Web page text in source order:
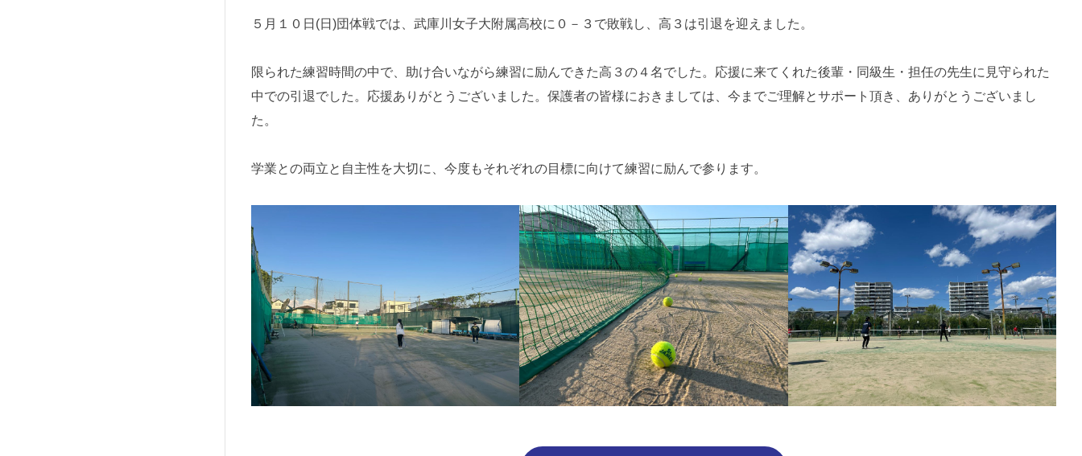
５月１０日(日)団体戦では、武庫川女子大附属高校に０－３で敗戦し、高３は引退を迎えました。
限られた練習時間の中で、助け合いながら練習に励んできた高３の４名でした。応援に来てくれた後輩・同級生・担任の先生に見守られた
中での引退でした。応援ありがとうございました。保護者の皆様におきましては、今までご理解とサポート頂き、ありがとうございまし
た。
学業との両立と自主性を大切に、今度もそれぞれの目標に向けて練習に励んで参ります。